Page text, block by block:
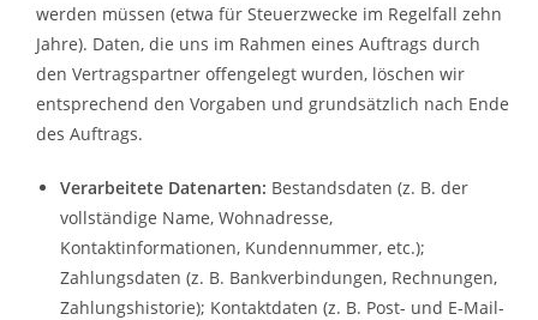
werden müssen (etwa für Steuerzwecke im Regelfall zehn
Jahre). Daten, die uns im Rahmen eines Auftrags durch
den Vertragspartner offengelegt wurden, löschen wir
entsprechend den Vorgaben und grundsätzlich nach Ende
des Auftrags.
Verarbeitete Datenarten: Bestandsdaten (z. B. der
vollständige Name, Wohnadresse,
Kontaktinformationen, Kundennummer, etc.);
Zahlungsdaten (z. B. Bankverbindungen, Rechnungen,
Zahlungshistorie); Kontaktdaten (z. B. Post- und E-Mail-